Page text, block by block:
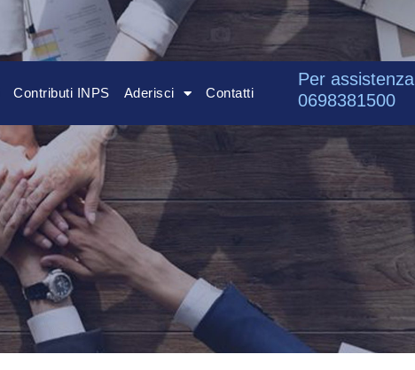
Contributi INPS Aderisci Contatti
Per assistenza
0698381500